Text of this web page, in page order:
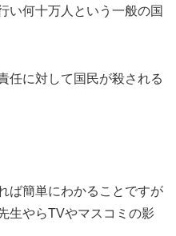
い何十万人という一般の国
任に対して国民が殺される
ば簡単にわかることですが
生やらTVやマスコミの影